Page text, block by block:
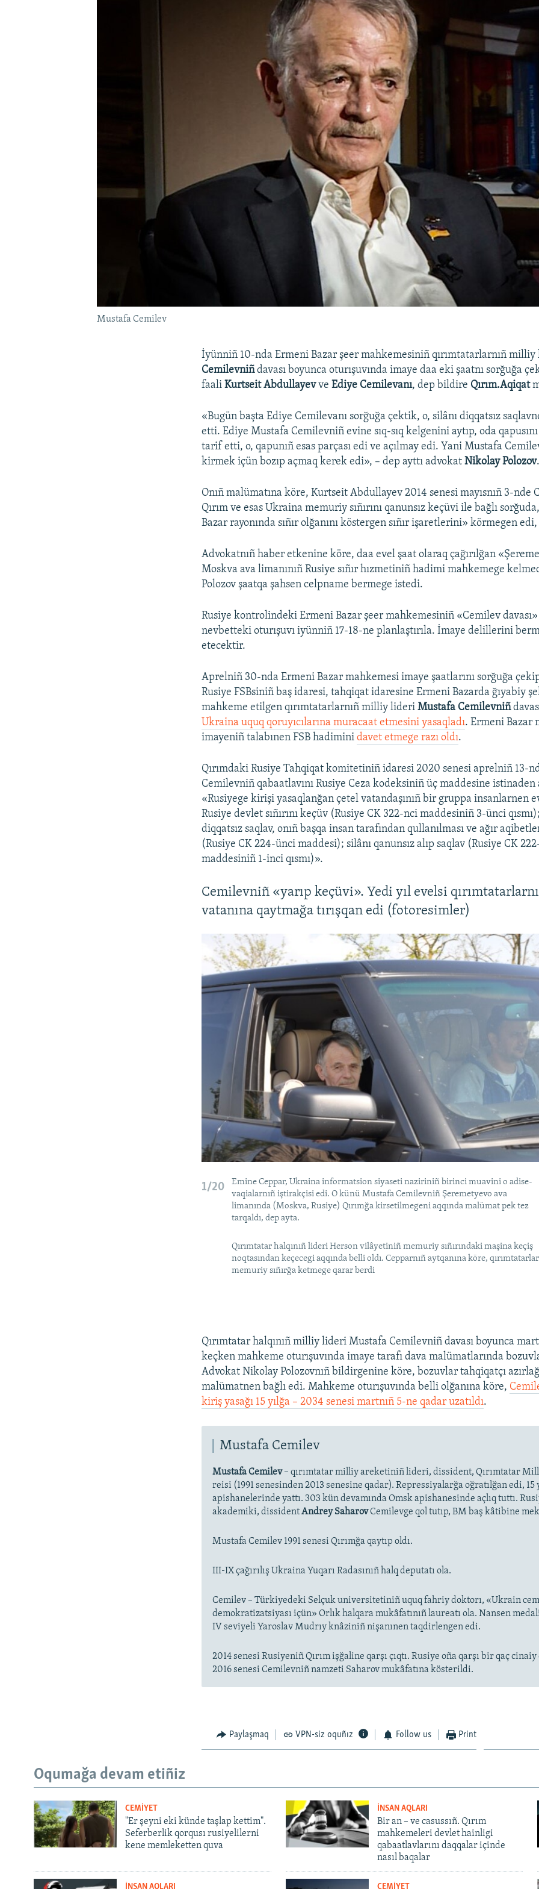
Mustafa Cemilev
İyünniñ 10-nda Ermeni Bazar şeer mahkemesiniñ qırımtatarlarnıñ
Cemilevniñdavası boyunca oturışuvında imaye daa eki şaatnı sorğuğa
faaliKurtseit AbdullayevveEdiye Cemilevanı, dep bildire Qırım.Aqiqat
«Bugün başta Ediye Cemilevanı sorğuğa çektik, o, silânı diqqatsız
etti. Ediye Mustafa Cemilevniñ evine sıq-sıq kelgenini aytıp, oda
tarif etti, o, qapunıñ esas parçası edi ve açılmay edi. Yani Mustafa
kirmek içün bozıp açmaq kerek edi», – dep ayttı advokatNikolay Polozov.
Onıñ malümatına köre, Kurtseit Abdullayev 2014 senesi mayısnıñ 3-nde
Qırım ve esas Ukraina memuriy sıñırını qanunsız keçüvi ile bağlı
Bazar rayonında sıñır olğanını köstergen sıñır işaretlerini» körmegen
Advokatnıñ haber etkenine köre, daa evel şaat olaraq çağırılğan
Moskva ava limanınıñ Rusiye sıñır hızmetiniñ hadimi mahkemege
Polozov şaatqa şahsen celpname bermege istedi.
Rusiye kontrolindeki Ermeni Bazar şeer mahkemesiniñ «Cemilev
nevbetteki oturışuvı iyünniñ 17-18-ne planlaştırıla. İmaye delillerini
etecektir.
Aprelniñ 30-nda Ermeni Bazar mahkemesi imaye şaatlarını sorğuğa
Rusiye FSBsiniñ baş idaresi, tahqiqat idaresine Ermeni Bazarda ğıyabiy
mahkeme etilgen qırımtatarlarnıñ milliy lideriMustafa Cemilevniñ
Ukraina uquq qoruyıcılarına muracaat etmesini yasaqladı. Ermeni Bazar
imayeniñ talabınen FSB hadiminidavet etmege razı oldı.
Qırımdaki Rusiye Tahqiqat komitetiniñ idaresi 2020 senesi aprelniñ 13-
Cemilevniñ qabaatlavını Rusiye Ceza kodeksiniñ üç maddesine istinaden
«Rusiyege kirişi yasaqlanğan çetel vatandaşınıñ bir gruppa insanlarnen
Rusiye devlet sıñırını keçüv (Rusiye CK 322-nci maddesiniñ 3-ünci
diqqatsız saqlav, onıñ başqa insan tarafından qullanılması ve ağır
(Rusiye CK 224-ünci maddesi); silânı qanunsız alıp saqlav (Rusiye CK
maddesiniñ 1-inci qısmı)».
Cemilevniñ «yarıp keçüvi». Yedi yıl evelsi
vatanına qaytmağa tırışqan edi (fotoresimler)
1/20
Emine Ceppar, Ukraina informatsion siyaseti naziriniñ birinci muavini o adise-
vaqialarnıñ iştirakçisi edi. O künü Mustafa Cemilevniñ Şeremetyevo ava
limanında (Moskva, Rusiye) Qırımğa kirsetilmegeni aqqında malümat pek tez
tarqaldı, dep ayta.
Qırımtatar halqınıñ lideri Herson vilâyetiniñ memuriy sıñırındaki maşina keçiş
noqtasından keçecegi aqqında belli oldı. Cepparnıñ aytqanına köre, qırımtatarlar
memuriy sıñırğa ketmege qarar berdi
Qırımtatar halqınıñ milliy lideri Mustafa Cemilevniñ davası boyunca
keçken mahkeme oturışuvında imaye tarafı dava malümatlarında
Advokat Nikolay Polozovnıñ bildirgenine köre, bozuvlar tahqiqatçı
malümatnen bağlı edi. Mahkeme oturışuvında belli olğanına köre,
kiriş yasağı 15 yılğa – 2034 senesi martnıñ 5-ne qadar uzatıldı.​
Mustafa Cemilev
Mustafa Cemilev– qırımtatar milliy areketiniñ lideri, dissident, Qırımtatar
reisi (1991 senesinden 2013 senesine qadar). Repressiyalarğa oğratılğan edi, 15
apishanelerinde yattı. 303 kün devamında Omsk apishanesinde açlıq tuttı.
akademiki, dissidentAndrey SaharovCemilevge qol tutıp, BM baş kâtibine
Mustafa Cemilev 1991 senesi Qırımğa qaytıp oldı.
III-IX çağırılış Ukraina Yuqarı Radasınıñ halq deputatı ola.
Cemilev – Türkiyedeki Selçuk universitetiniñ uquq fahriy doktorı, «Ukrain
demokratizatsiyası içün» Orlık halqara mukâfatınıñ laureatı ola. Nansen
IV seviyeli Yaroslav Mudrıy knâziniñ nişanınen taqdirlengen edi.
2014 senesi Rusiyeniñ Qırım işğaline qarşı çıqtı. Rusiye oña qarşı bir qaç cinaiy
2016 senesi Cemilevniñ namzeti Saharov mukâfatına kösterildi.
Paylaşmaq VPN-siz oquñız Follow us Print
Oqumağa devam etiñiz
CEMİYET
"Er şeyni eki künde taşlap kettim".
Seferberlik qorqusı rusiyelilerni
kene memleketten quva
İNSAN AQLARI
Bir an – ve casussıñ. Qırım
mahkemeleri devlet hainligi
qabaatlavlarını daqqalar içinde
nasıl baqalar
İNSAN AQLARI CEMİYET